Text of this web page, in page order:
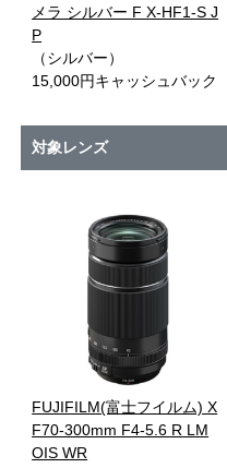
メラ シルバー F X-HF1-S J
P
（シルバー）
15,000円キャッシュバック
対象レンズ
FUJIFILM(富士フイルム) X
F70-300mm F4-5.6 R LM
OIS WR